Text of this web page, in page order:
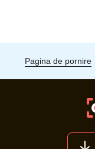
Pagina de pornire